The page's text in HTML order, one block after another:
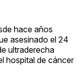
hace años
asesinado el 24
ultraderecha
hospital de cáncer